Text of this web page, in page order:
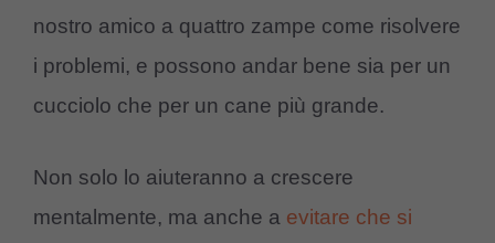
nostro amico a quattro zampe come risolvere
i problemi, e possono andar bene sia per un
cucciolo che per un cane più grande.
Non solo lo aiuteranno a crescere
mentalmente, ma anche a evitare che si